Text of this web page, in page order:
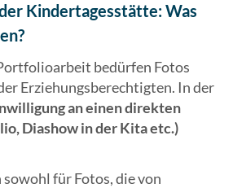
Kindertagesstätte: Was
bedürfen Fotos
Erziehungsberechtigten. In der
an einen direkten
Diashow in der Kita etc.)
für Fotos, die von